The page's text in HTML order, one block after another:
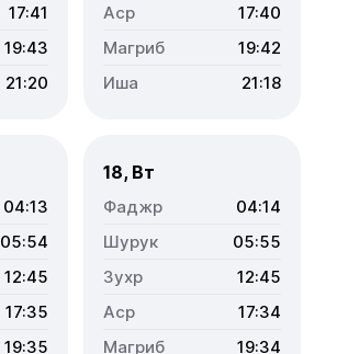
17:41
19:43
21:20
17:40
19:42
21:18
04:13
05:54
12:45
17:35
19:35
18, Вт
04:14
05:55
12:45
17:34
19:34